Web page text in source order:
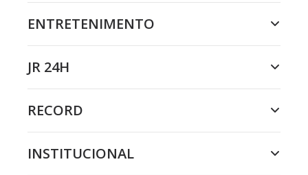
ENTRETENIMENTO
JR 24H
RECORD
INSTITUCIONAL